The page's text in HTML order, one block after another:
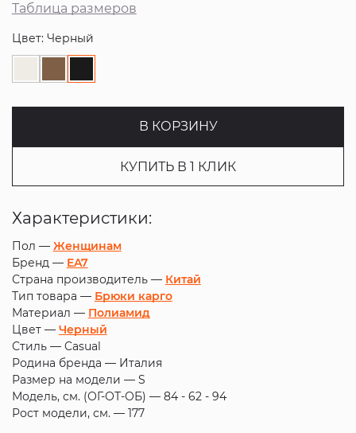
Таблица размеров
Цвет: Черный
В КОРЗИНУ
КУПИТЬ В 1 КЛИК
Характеристики:
Пол — Женщинам
Бренд — EA7
Страна производитель — Китай
Тип товара — Брюки карго
Материал — Полиамид
Цвет — Черный
Стиль — Casual
Родина бренда — Италия
Размер на модели — S
Модель, см. (ОГ-ОТ-ОБ) — 84 - 62 - 94
Рост модели, см. — 177